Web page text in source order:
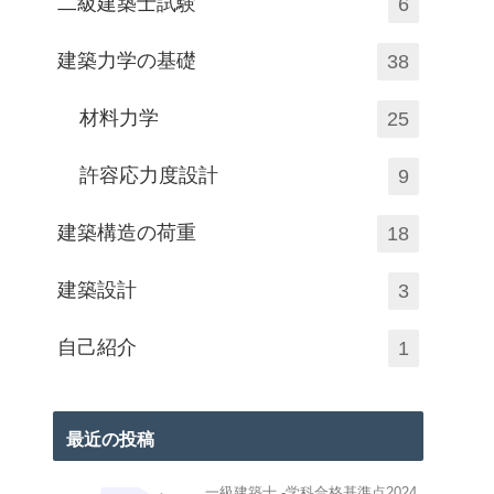
建築力学の基礎 38
材料力学 25
許容応力度設計 9
建築構造の荷重 18
建築設計 3
自己紹介 1
最近の投稿